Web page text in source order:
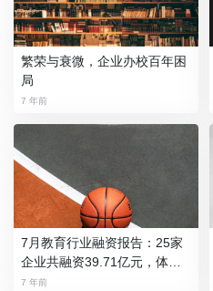
繁荣与衰微，企业办校百年困
局
7 年前
7月教育行业融资报告：25家
企业共融资39.71亿元，体育
教育受青睐
7 年前